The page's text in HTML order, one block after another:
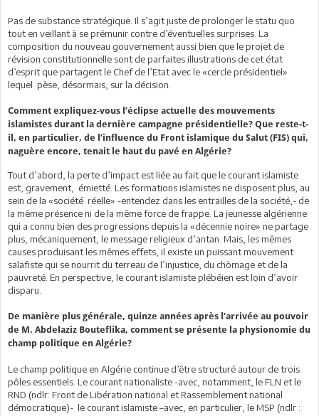
Pas de substance stratégique. Il s’agit juste de prolonger le statu quo
tout en veillant à se prémunir contre d’éventuelles surprises. La
composition du nouveau gouvernement aussi bien que le projet de
révision constitutionnelle sont de parfaites illustrations de cet état
d’esprit que partagent le Chef de l’Etat avec le «cercle présidentiel»
lequel pèse, désormais, sur la décision.
Comment expliquez-vous l’éclipse actuelle des mouvements
islamistes durant la dernière campagne présidentielle? Que reste-t-
il, en particulier, de l’influence du Front islamique du Salut (FIS) qui,
naguère encore, tenait le haut du pavé en Algérie?
Tout d’abord, la perte d’impact est liée au fait que le courant islamiste
est, gravement, émietté. Les formations islamistes ne disposent plus, au
sein de la «société réelle» -entendez dans les entrailles de la société,- de
la même présence ni de la même force de frappe. La jeunesse algérienne
qui a connu bien des progressions depuis la «décennie noire» ne partage
plus, mécaniquement, le message religieux d’antan. Mais, les mêmes
causes produisant les mêmes effets, il existe un puissant mouvement
salafiste qui se nourrit du terreau de l’injustice, du chômage et de la
pauvreté. En perspective, le courant islamiste plébéien est loin d’avoir
disparu.
De manière plus générale, quinze années après l’arrivée au pouvoir
de M. Abdelaziz Bouteflika, comment se présente la physionomie du
champ politique en Algérie?
Le champ politique en Algérie continue d’être structuré autour de trois
pôles essentiels. Le courant nationaliste -avec, notamment, le FLN et le
RND (ndlr: Front de Libération national et Rassemblement national
démocratique)- le courant islamiste –avec, en particulier, le MSP (ndlr :